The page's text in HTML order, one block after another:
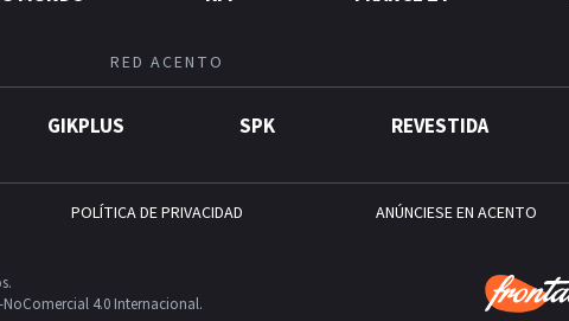
RED ACENTO
GIKPLUS SPK REVESTIDA
POLÍTICA DE PRIVACIDAD ANÚNCIESE EN ACENTO
4.0 Internacional.